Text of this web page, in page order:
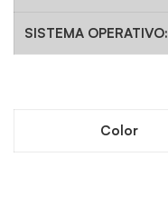
SISTEMA OPERATIVO:
Color